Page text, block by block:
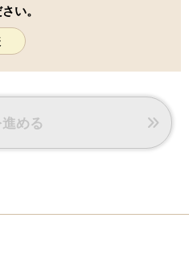
ムを完備
みいただけます。
や調度品を揃えてゲストの安
アメニティやタオル類
アコースティックスピーカー
用している桑甘露のお茶など
のご利用不可
い。
める